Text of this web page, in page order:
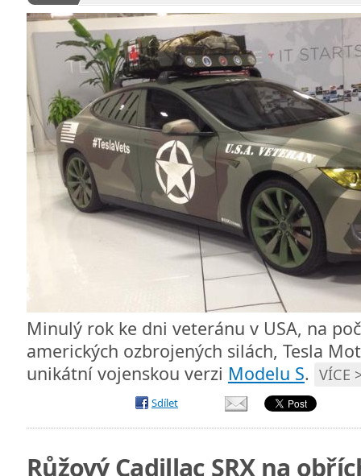
Minulý rok ke dni veteránu v USA, na
amerických ozbrojených silách, Tesla
unikátní vojenskou verzi Modelu S. VÍCE
Sdílet
Růžový Cadillac SRX na